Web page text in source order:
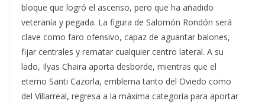
bloque que logró el ascenso, pero que ha añadido
veteranía y pegada. La figura de Salomón Rondón será
clave como faro ofensivo, capaz de aguantar balones,
fijar centrales y rematar cualquier centro lateral. A su
lado, Ilyas Chaira aporta desborde, mientras que el
eterno Santi Cazorla, emblema tanto del Oviedo como
del Villarreal, regresa a la máxima categoría para aportar